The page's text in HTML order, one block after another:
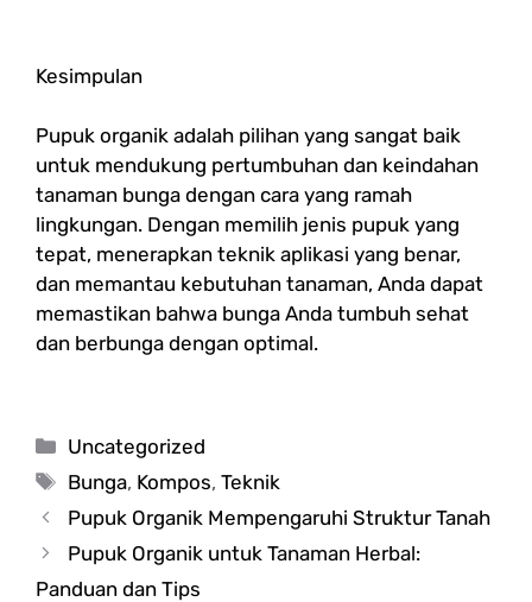
Kesimpulan
Pupuk organik adalah pilihan yang sangat baik
untuk mendukung pertumbuhan dan keindahan
tanaman bunga dengan cara yang ramah
lingkungan. Dengan memilih jenis pupuk yang
tepat, menerapkan teknik aplikasi yang benar,
dan memantau kebutuhan tanaman, Anda dapat
memastikan bahwa bunga Anda tumbuh sehat
dan berbunga dengan optimal.
Categories
Uncategorized
Tags
Bunga, Kompos,Teknik
Pupuk Organik Mempengaruhi Struktur Tanah
Pupuk Organik untuk Tanaman Herbal:
Panduan dan Tips